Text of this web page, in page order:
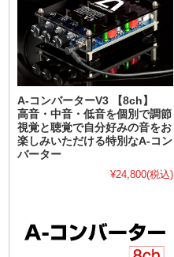
A-コンバーターV3 【8ch】
高音・中音・低音を個別で調節
視覚と聴覚で自分好みの音をお
楽しみいただける特別なA-コン
バーター
¥24,800(税込)